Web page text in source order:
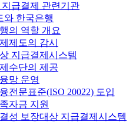
지급결제 관련기관
와 한국은행
의 역할 개요
제도의 감시
지급결제시스템
수단의 제공
망 운영
전문표준(ISO 20022) 도입
자금 지원
성 보장대상 지급결제시스템